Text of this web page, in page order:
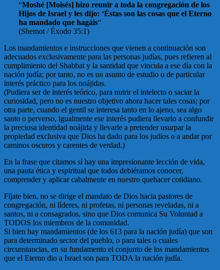
“Moshé [Moisés] hizo reunir a toda la congregación de los
Hijos de Israel y les dijo: ‘Éstas son las cosas que el Eterno
ha mandado que hagáis“
(Shemot / Éxodo 35:1)
Los mandamientos e instrucciones que vienen a continuación son
adecuados exclusivamente para las personas judías, pues refieren al
cumplimiento del Shabbat y la santidad que vincula a ese día con la
nación judía; por tanto, no es un asunto de estudio o de particular
interés práctico para los noájidas.
(Pudiera ser de interés teórico, para nutrir el intelecto o saciar la
curiosidad, pero no es nuestro objetivo ahora hacer tales cosas; por
otra parte, cuando el gentil se interesa tanto en lo ajeno, sea algo
santo o perverso, igualmente ese interés pudiera llevarlo a confundir
la preciosa identidad noájida y llevarle a pretender usurpar la
propiedad exclusiva que Dios ha dado para los judíos o a andar por
caminos oscuros y carentes de verdad.)
En la frase que citamos sí hay una impresionante lección de vida,
una pauta ética y espiritual que todos debiéramos conocer,
comprender y aplicar cabalmente en nuestro quehacer cotidiano.
Fíjate bien, no se dirige el mandato de Dios hacia pastores de
congregación, ni líderes, ni profetas, ni personas reveladas, ni a
santos, ni a consagrados, sino que Dios comunica Su Voluntad a
TODOS los miembros de la comunidad.
Si bien hay mandamientos (de los 613 para la nación judía) que son
para determinado sector del pueblo, o para tales o cuales
circunstancias, en su fundamento el conjunto de los mandamientos
que el Eterno dio a Israel son para TODA la nación judía.